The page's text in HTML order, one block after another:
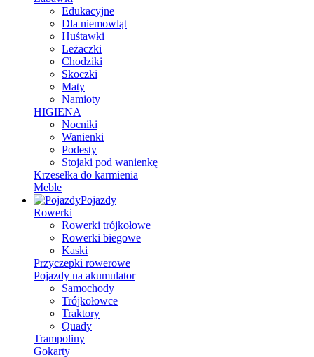
Edukacyjne
Dla niemowląt
Huśtawki
Leżaczki
Chodziki
Skoczki
Maty
Namioty
HIGIENA
Nocniki
Wanienki
Podesty
Stojaki pod wanienkę
Krzesełka do karmienia
Meble
Pojazdy
Rowerki
Rowerki trójkołowe
Rowerki biegowe
Kaski
Przyczepki rowerowe
Pojazdy na akumulator
Samochody
Trójkołowce
Traktory
Quady
Trampoliny
Gokarty